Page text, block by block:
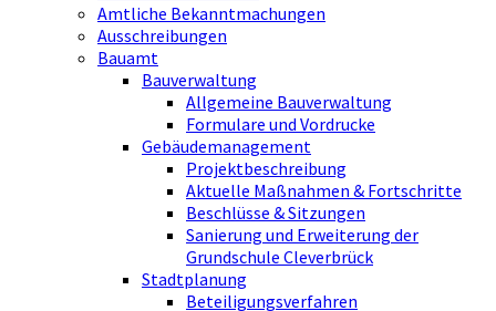
Amtliche Bekanntmachungen
Ausschreibungen
Bauamt
Bauverwaltung
Allgemeine Bauverwaltung
Formulare und Vordrucke
Gebäudemanagement
Projektbeschreibung
Aktuelle Maßnahmen & Fortschritte
Beschlüsse & Sitzungen
Sanierung und Erweiterung der
Grundschule Cleverbrück
Stadtplanung
Beteiligungsverfahren